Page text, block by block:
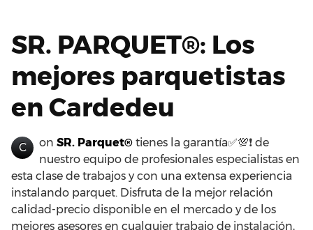
SR. PARQUET®: Los
mejores parquetistas
en Cardedeu
C on SR. Parquet® tienes la garantía✅💯❗ de
nuestro equipo de profesionales especialistas en
esta clase de trabajos y con una extensa experiencia
instalando parquet. Disfruta de la mejor relación
calidad-precio disponible en el mercado y de los
mejores asesores en cualquier trabajo de instalación,